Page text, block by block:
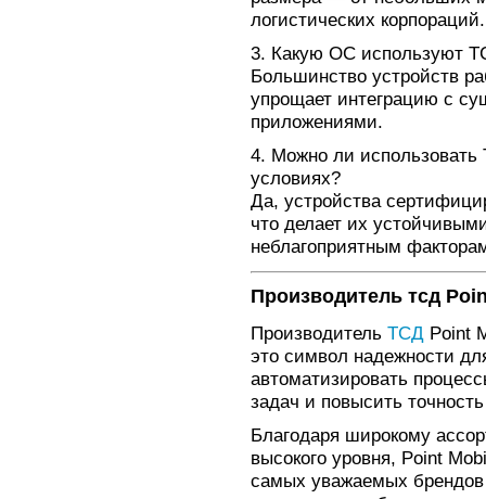
логистических корпораций.
3. Какую ОС используют
Большинство устройств
упрощает интеграцию с
приложениями.
4. Можно ли
условиях?
Да, устройства
что делает их
неблагоприятным
Производитель тсд
Производитель ТСД Point
это символ надежности
автоматизировать
задач и повысить
Благодаря широкому
высокого уровня, Point
самых уважаемых